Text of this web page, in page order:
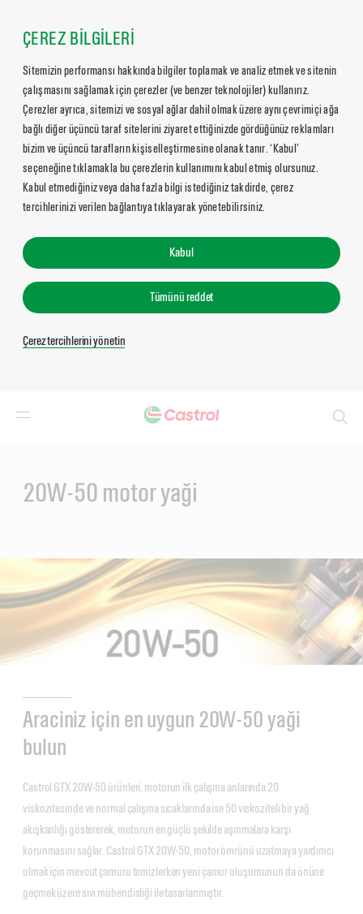
ÇEREZ BİLGİLERİ
Sitemizin performansı hakkında bilgiler toplamak ve analiz etmek ve sitenin
çalışmasını sağlamak için çerezler (ve benzer teknolojiler) kullanırız.
Çerezler ayrıca, sitemizi ve sosyal ağlar dahil olmak üzere aynı çevrimiçi ağa
bağlı diğer üçüncü taraf sitelerini ziyaret ettiğinizde gördüğünüz reklamları
bizim ve üçüncü tarafların kişiselleştirmesine olanak tanır. ‘Kabul’
seçeneğine tıklamakla bu çerezlerin kullanımını kabul etmiş olursunuz.
Kabul etmediğiniz veya daha fazla bilgi istediğiniz takdirde, çerez
tercihlerinizi verilen bağlantıya tıklayarak yönetebilirsiniz.
Kabul
Tümünü reddet
Çerez tercihlerini yönetin
20W-50 motor yaği
Araciniz için en uygun 20W-50 yaği
bulun
Castrol GTX 20W-50 ürünleri, motorun ilk çalışma anlarında 20
viskozitesinde ve normal çalışma sıcaklarında ise 50 viskoziteli bir yağ
akışkanlığı göstererek, motorun en güçlü şekilde aşınmalara karşı
korunmasını sağlar. Castrol GTX 20W-50, motor ömrünü uzatmaya yardımcı
olmak için mevcut çamuru temizlerken yeni çamur oluşumunun da önüne
geçmek üzere sıvı mühendisliği ile tasarlanmıştır.